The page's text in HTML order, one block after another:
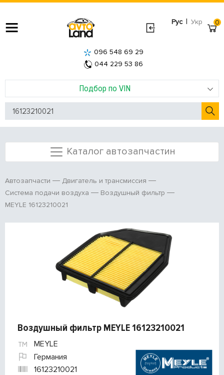
Рус | Укр
Подбор по VIN
096 548 69 29
044 229 53 86
0
Каталог автозапчастин
Автозапчасти
Двигатель и трансмиссия
Система подачи воздуха
Воздушный фильтр
MEYLE 16123210021
Воздушный фильтр MEYLE 16123210021
MEYLE
Германия
16123210021